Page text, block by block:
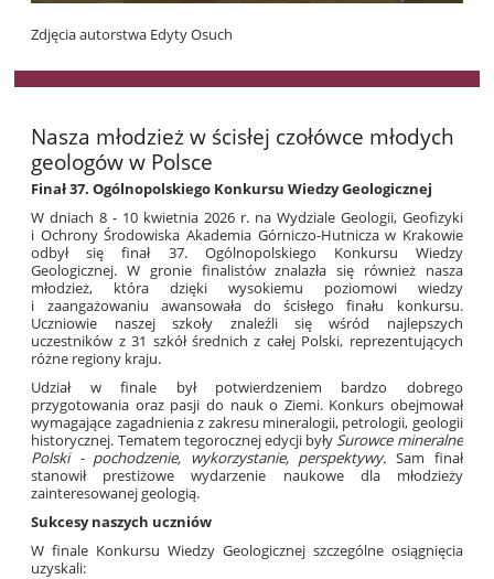
Zdjęcia autorstwa Edyty Osuch
Nasza młodzież w ścisłej czołówce młodych
geologów w Polsce
Finał 37. Ogólnopolskiego Konkursu Wiedzy Geologicznej
W dniach 8 - 10 kwietnia 2026 r. na Wydziale Geologii, Geofizyki
i Ochrony Środowiska Akademia Górniczo-Hutnicza w Krakowie
odbył się finał 37. Ogólnopolskiego Konkursu Wiedzy
Geologicznej. W gronie finalistów znalazła się również nasza
młodzież, która dzięki wysokiemu poziomowi wiedzy
i zaangażowaniu awansowała do ścisłego finału konkursu.
Uczniowie naszej szkoły znaleźli się wśród najlepszych
uczestników z 31 szkół średnich z całej Polski, reprezentujących
różne regiony kraju.
Udział w finale był potwierdzeniem bardzo dobrego
przygotowania oraz pasji do nauk o Ziemi. Konkurs obejmował
wymagające zagadnienia z zakresu mineralogii, petrologii, geologii
historycznej. Tematem tegorocznej edycji były Surowce mineralne
Polski - pochodzenie, wykorzystanie, perspektywy. Sam finał
stanowił prestiżowe wydarzenie naukowe dla młodzieży
zainteresowanej geologią.
Sukcesy naszych uczniów
W finale Konkursu Wiedzy Geologicznej szczególne osiągnięcia
uzyskali: